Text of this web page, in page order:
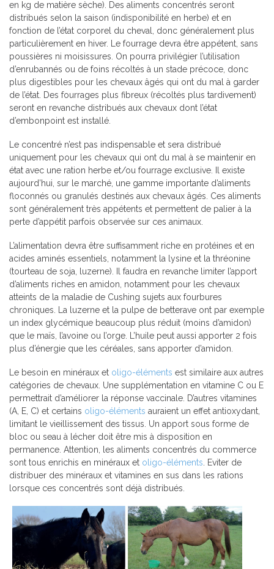
en kg de matière sèche). Des aliments concentrés seront
distribués selon la saison (indisponibilité en herbe) et en
fonction de l’état corporel du cheval, donc généralement plus
particulièrement en hiver. Le fourrage devra être appétent, sans
poussières ni moisissures. On pourra privilégier l’utilisation
d’enrubannés ou de foins récoltés à un stade précoce, donc
plus digestibles pour les chevaux âgés qui ont du mal à garder
de l’état. Des fourrages plus fibreux (récoltés plus tardivement)
seront en revanche distribués aux chevaux dont l’état
d’embonpoint est installé.
Le concentré n’est pas indispensable et sera distribué
uniquement pour les chevaux qui ont du mal à se maintenir en
état avec une ration herbe et/ou fourrage exclusive. Il existe
aujourd’hui, sur le marché, une gamme importante d’aliments
floconnés ou granulés destinés aux chevaux âgés. Ces aliments
sont généralement très appétents et permettent de palier à la
perte d’appétit parfois observée sur ces animaux.
L’alimentation devra être suffisamment riche en protéines et en
acides aminés essentiels, notamment la lysine et la thréonine
(tourteau de soja, luzerne). Il faudra en revanche limiter l’apport
d’aliments riches en amidon, notamment pour les chevaux
atteints de la maladie de Cushing sujets aux fourbures
chroniques. La luzerne et la pulpe de betterave ont par exemple
un index glycémique beaucoup plus réduit (moins d’amidon)
que le maïs, l’avoine ou l’orge. L’huile peut aussi apporter 2 fois
plus d’énergie que les céréales, sans apporter d’amidon.
Le besoin en minéraux et oligo-éléments est similaire aux autres
catégories de chevaux. Une supplémentation en vitamine C ou E
permettrait d’améliorer la réponse vaccinale. D’autres vitamines
(A, E, C) et certains oligo-éléments auraient un effet antioxydant,
limitant le vieillissement des tissus. Un apport sous forme de
bloc ou seau à lécher doit être mis à disposition en
permanence. Attention, les aliments concentrés du commerce
sont tous enrichis en minéraux et oligo-éléments . Eviter de
distribuer des minéraux et vitamines en sus dans les rations
lorsque ces concentrés sont déjà distribués.